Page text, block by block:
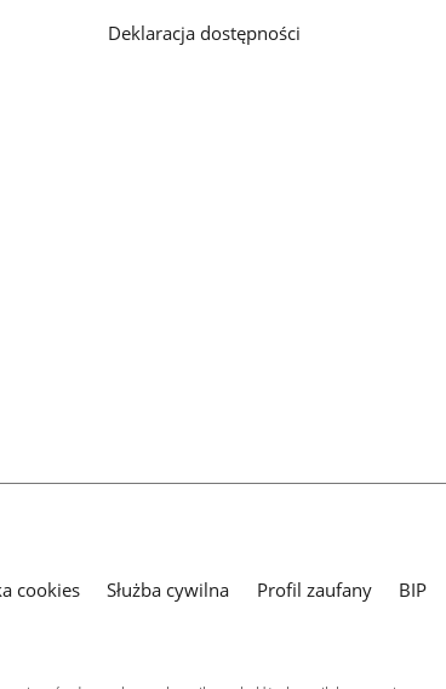
Deklaracja dostępności
cookies Służba cywilna Profil zaufany BIP